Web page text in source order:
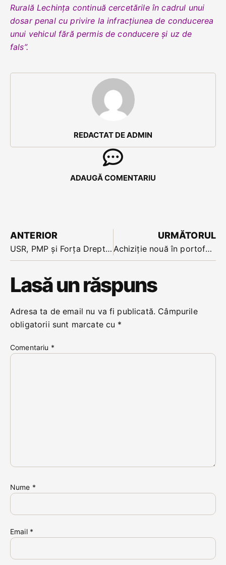
REDACTAT DE ADMIN
ADAUGĂ COMENTARIU
Rurală Lechința continuă cercetările în cadrul unui
dosar penal cu privire la infracțiunea de conducerea
unui vehicul fără permis de conducere și uz de
fals”.
ANTERIOR
USR, PMP și Forța Dreptei anunță formarea Alianței Dreapta Unită
URMĂTORUL
Achiziție nouă în portofoliul Teraplast Grup: pachetul majoritar al unui producător de țevi din Republica Moldova
Lasă un răspuns
Adresa ta de email nu va fi publicată. Câmpurile
obligatorii sunt marcate cu *
Comentariu *
Nume *
Email *